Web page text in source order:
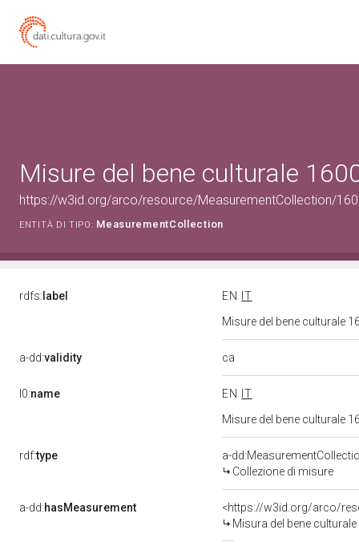
Misure del bene culturale
https://w3id.org/arco/resource/MeasurementCollection/
ENTITÀ DI TIPO: MeasurementCollection
rdfs: label EN
IT
Misure del bene culturale
a-dd:validity ca
l0:name EN
IT
Misure del bene culturale
rdf:type
a-
Collezione di misure
a-dd:hasMeasurement
<https://w3id.org/arco/
Misura del bene